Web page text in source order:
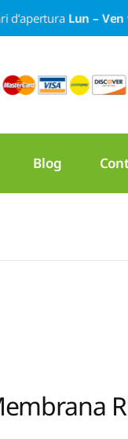
d’apertura Lun –
Blog